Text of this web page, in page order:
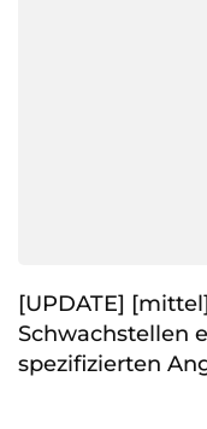
[UPDATE]
Schwachstellen
spezifizierten